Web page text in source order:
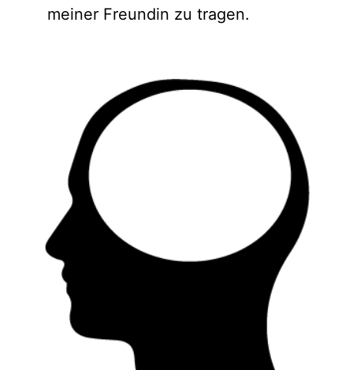
meiner Freundin zu tragen.